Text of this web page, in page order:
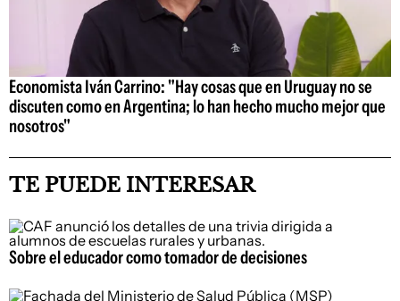
Economista Iván Carrino: "Hay cosas que en Uruguay no se
discuten como en Argentina; lo han hecho mucho mejor que
nosotros"
TE PUEDE INTERESAR
Sobre el educador como tomador de decisiones